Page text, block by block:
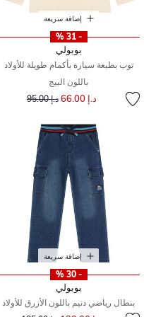
إضافة سريعة
- 31 %
بوبولي
توب بطبعة سيارة بأكمام طويلة للأولاد
باللون البيج
د.إ 66.00 سعر مخفض مند.إ 95.00
إضافة سريعة
- 30 %
بوبولي
بنطال رياضي دنيم باللون الأزرق للأولاد
سعر مخفض من